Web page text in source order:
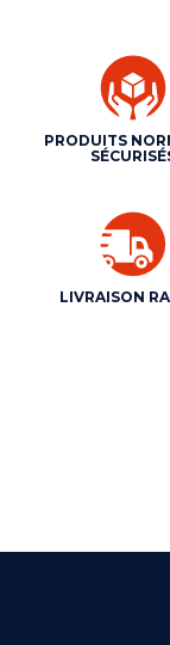
PRODUITS
LIVRAISON